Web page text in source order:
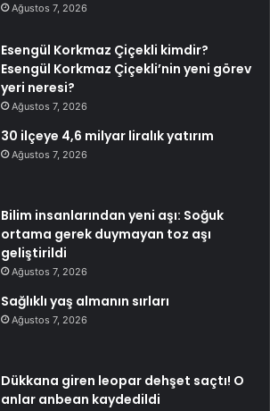
Ağustos 7, 2026
Esengül Korkmaz Çiçekli kimdir?
Esengül Korkmaz Çiçekli’nin yeni görev
yeri neresi?
Ağustos 7, 2026
30 ilçeye 4,6 milyar liralık yatırım
Ağustos 7, 2026
Bilim insanlarından yeni aşı: Soğuk
ortama gerek duymayan toz aşı
geliştirildi
Ağustos 7, 2026
Sağlıklı yaş almanın sırları
Ağustos 7, 2026
Dükkana giren leopar dehşet saçtı! O
anlar anbean kaydedildi